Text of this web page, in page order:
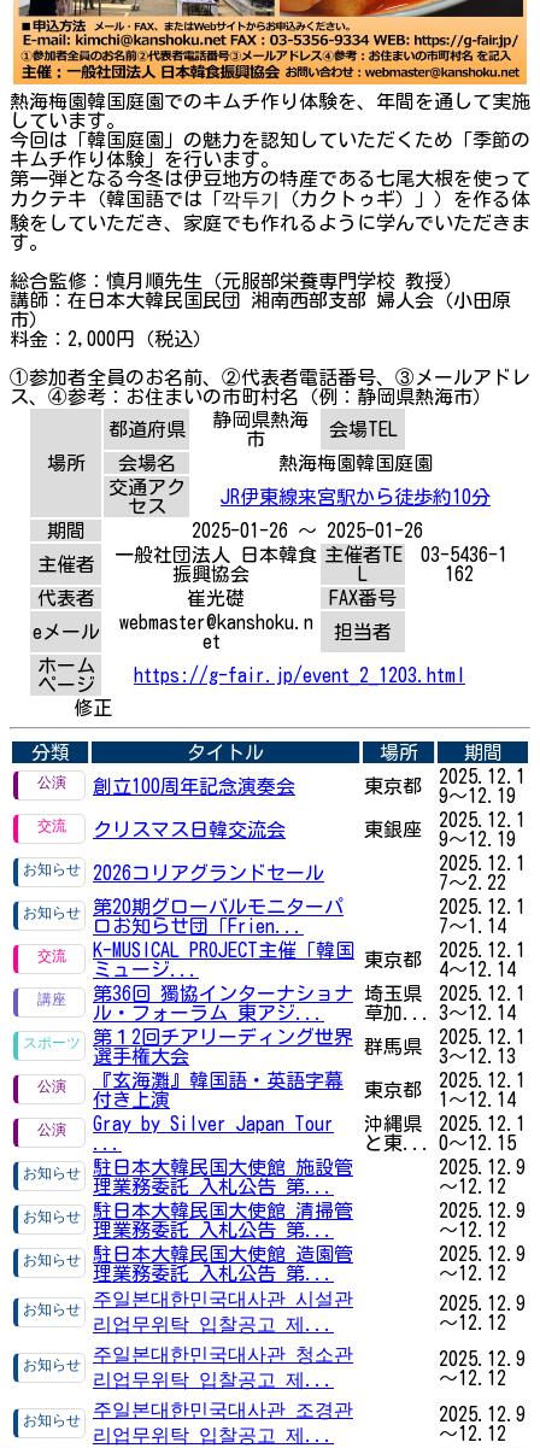
熱海梅園韓国庭園でのキムチ作り体験を、年間を通して実施
しています。
今回は「韓国庭園」の魅力を認知していただくため「季節の
キムチ作り体験」を行います。
第一弾となる今冬は伊豆地方の特産である七尾大根を使って
カクテキ（韓国語では「깍두기（カクトゥギ）」）を作る体
験をしていただき、家庭でも作れるように学んでいただきま
す。
総合監修：慎月順先生（元服部栄養専門学校 教授）
講師：在日本大韓民国民団 湘南西部支部 婦人会（小田原
市）
料金：2,000円（税込）
①参加者全員のお名前、②代表者電話番号、③メールアドレ
ス、④参考：お住まいの市町村名（例：静岡県熱海市）
場所
都道府県
静岡県熱海
市
会場TEL
会場名
熱海梅園韓国庭園
交通アク
セス
JR伊東線来宮駅から徒歩約10分
期間
2025-01-26 ～ 2025-01-26
主催者
一般社団法人 日本韓食
振興協会
主催者TE
03-5436-1
162
代表者
崔光礎
FAX番号
eメール
webmaster@kanshoku.n
et
担当者
ホーム
ページ
https://g-fair.jp/event_2_1203.html
修正
分類 タイトル 場所
期間
創立100周年記念演奏会
東京都
2025.12.1
9～12.19
クリスマス日韓交流会
東銀座
2025.12.1
9～12.19
2026コリアグランドセール
2025.12.1
7～2.22
第20期グローバルモニターパ
ロお知らせ団「Frien...
2025.12.1
7～1.14
K-MUSICAL PROJECT主催「韓国
ミュージ...
東京都
2025.12.1
4～12.14
第36回 獨協インターナショナ
ル・フォーラム 東アジ...
埼玉県
草加...
2025.12.1
3～12.14
第１2回チアリーディング世界
選手権大会
群馬県
2025.12.1
3～12.13
『玄海灘』韓国語・英語字幕
付き上演
東京都
2025.12.1
1～12.14
Gray by Silver Japan Tour
沖縄県
と東...
2025.12.1
0～12.15
駐日本大韓民国大使館 施設管
理業務委託 入札公告 第...
2025.12.9
～12.12
駐日本大韓民国大使館 清掃管
理業務委託 入札公告 第...
2025.12.9
～12.12
駐日本大韓民国大使館 造園管
理業務委託 入札公告 第...
2025.12.9
～12.12
주일본대한민국대사관 시설관
리업무위탁 입찰공고 제...
2025.12.9
～12.12
주일본대한민국대사관 청소관
리업무위탁 입찰공고 제...
2025.12.9
～12.12
주일본대한민국대사관 조경관
리업무위탁 입찰공고 제...
2025.12.9
～12.12